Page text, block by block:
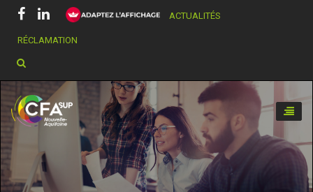
ACTUALITÉS
RÉCLAMATION
Chercher dans ce site
Toggle